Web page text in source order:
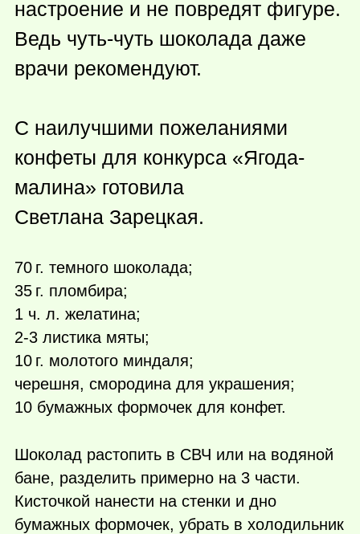
настроение и не повредят фигуре.
Ведь чуть-чуть шоколада даже
врачи рекомендуют.
С наилучшими пожеланиями
конфеты для конкурса «Ягода-
малина» готовила
Светлана Зарецкая.
70 г. темного шоколада;
35 г. пломбира;
1 ч. л. желатина;
2-3 листика мяты;
10 г. молотого миндаля;
черешня, смородина для украшения;
10 бумажных формочек для конфет.
Шоколад растопить в СВЧ или на водяной
бане, разделить примерно на 3 части.
Кисточкой нанести на стенки и дно
бумажных формочек, убрать в холодильник